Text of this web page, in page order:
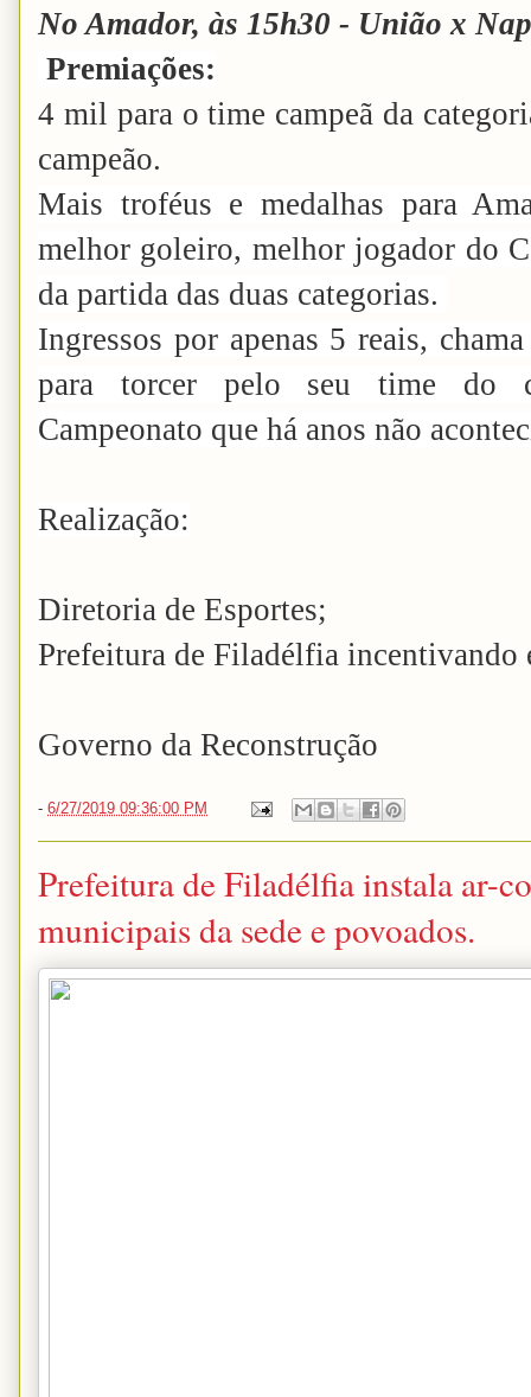
No Amador, às 15h30 - União x
Premiações:
4 mil para o time campeã da
campeão.
Mais troféus e medalhas para
melhor goleiro, melhor jogador do
da partida das duas categorias.
Ingressos por apenas 5 reais,
para torcer pelo seu time do
Campeonato que há anos não
Realização:
Diretoria de Esportes;
Prefeitura de Filadélfia incentivando
Governo da Reconstrução
- 6/27/2019 09:36:00 PM
Prefeitura de Filadélfia instala ar-
municipais da sede e povoados.